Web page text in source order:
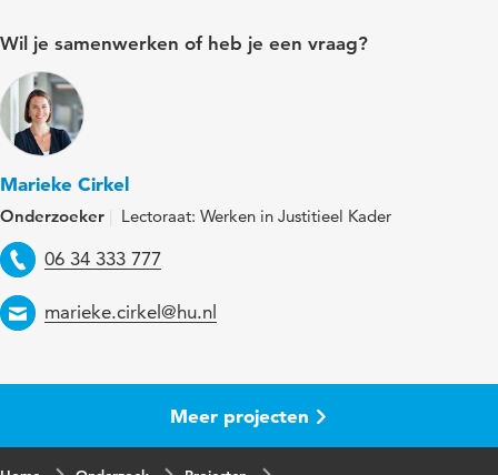
Wil je samenwerken of heb je een vraag?
Marieke Cirkel
Onderzoeker Lectoraat: Werken in Justitieel Kader
Telefoon
06 34 333 777
Email
marieke.cirkel@hu.nl
Meer projecten